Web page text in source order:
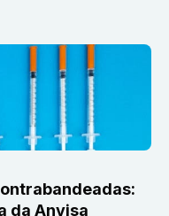
da Anvisa